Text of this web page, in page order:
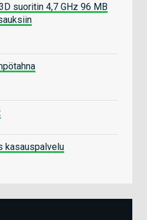
suoritin 4,7 GHz 96 MB
kasauspalvelu